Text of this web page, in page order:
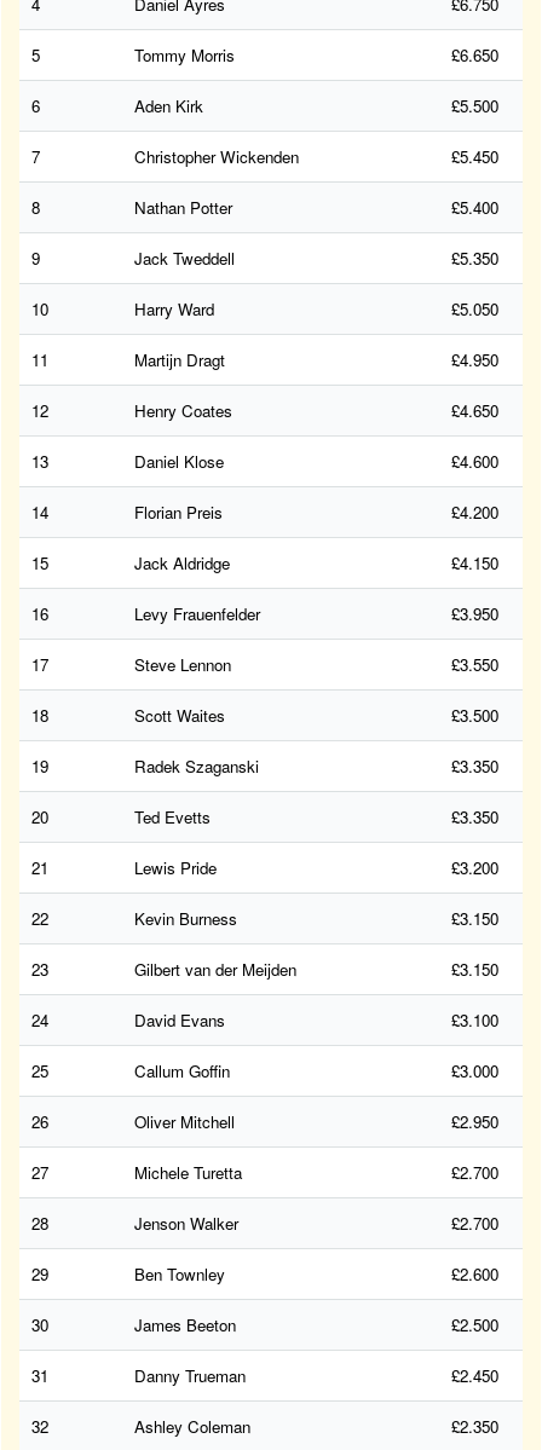
4 Daniel Ayres £6.750
5 Tommy Morris £6.650
6 Aden Kirk £5.500
7 Christopher Wickenden £5.450
8 Nathan Potter £5.400
9 Jack Tweddell £5.350
10 Harry Ward £5.050
11 Martijn Dragt £4.950
12 Henry Coates £4.650
13 Daniel Klose £4.600
14 Florian Preis £4.200
15 Jack Aldridge £4.150
16 Levy Frauenfelder £3.950
17 Steve Lennon £3.550
18 Scott Waites £3.500
19 Radek Szaganski £3.350
20 Ted Evetts £3.350
21 Lewis Pride £3.200
22 Kevin Burness £3.150
23 Gilbert van der Meijden £3.150
24 David Evans £3.100
25 Callum Goffin £3.000
26 Oliver Mitchell £2.950
27 Michele Turetta £2.700
28 Jenson Walker £2.700
29 Ben Townley £2.600
30 James Beeton £2.500
31 Danny Trueman £2.450
32 Ashley Coleman £2.350